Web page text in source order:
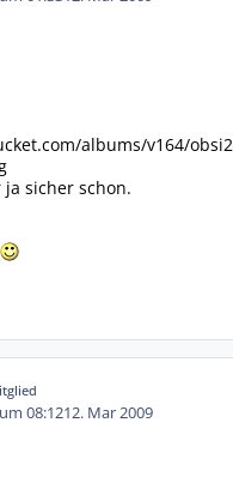
albums/v164/
sicher schon.
08:1212. Mar 2009